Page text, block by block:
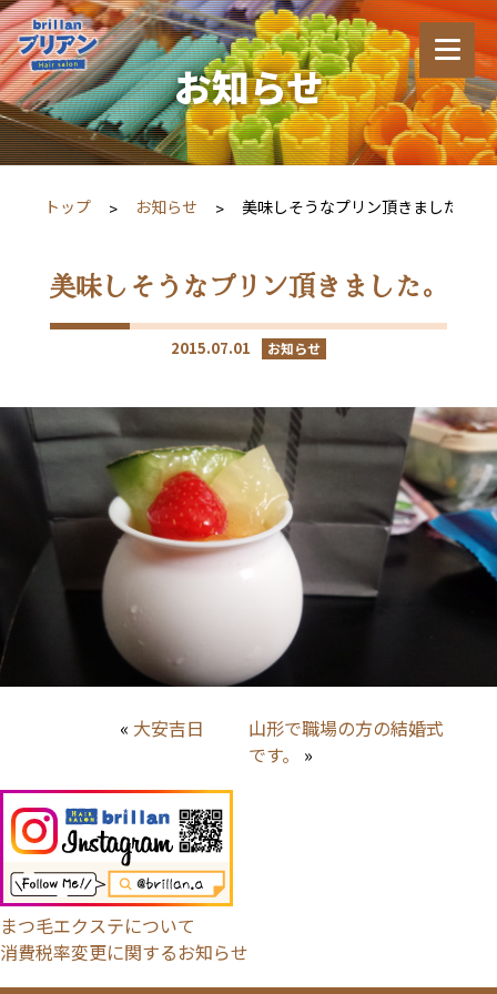
お知らせ
トップ お知らせ 美味しそうなプリン頂きました。
美味しそうなプリン頂きました。
2015.07.01 お知らせ
« 大安吉日
山形で職場の方の結婚式
です。
»
まつ毛エクステについて
消費税率変更に関するお知らせ